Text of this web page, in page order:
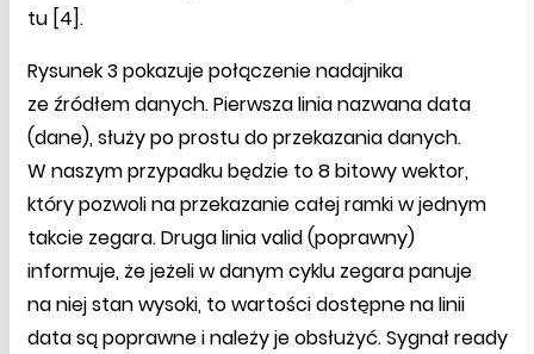
tu [4].
Rysunek 3 pokazuje połączenie nadajnika
ze źródłem danych. Pierwsza linia nazwana data
(dane), służy po prostu do przekazania danych.
W naszym przypadku będzie to 8 bitowy wektor,
który pozwoli na przekazanie całej ramki w jednym
takcie zegara. Druga linia valid (poprawny)
informuje, że jeżeli w danym cyklu zegara panuje
na niej stan wysoki, to wartości dostępne na linii
data są poprawne i należy je obsłużyć. Sygnał ready